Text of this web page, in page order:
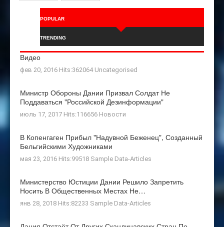
POPULAR
TRENDING
Видео
фев 20, 2016 Hits:362064 Uncategorised
Министр Обороны Дании Призвал Солдат Не
Поддаваться "российской Дезинформации"
июль 17, 2017 Hits:116656 Новости
В Копенгаген Прибыл "Надувной Беженец", Созданный
Бельгийскими Художниками
мая 23, 2016 Hits:99518 Sample Data-Articles
Министерство Юстиции Дании Решило Запретить
Носить В Общественных Местах Не…
янв 28, 2018 Hits:82233 Sample Data-Articles